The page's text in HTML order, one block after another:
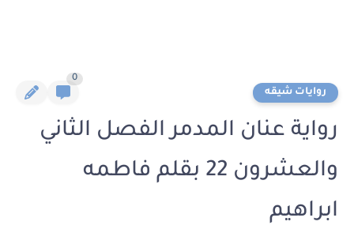
روايات شيقه
0
رواية عنان المدمر الفصل الثاني
والعشرون 22 بقلم فاطمه
ابراهيم